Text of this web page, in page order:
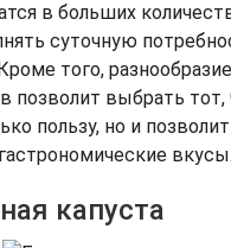
в больших
суточную
того, разнообразие
позволит выбрать тот,
пользу, но и позволит
вкусы.
капуста